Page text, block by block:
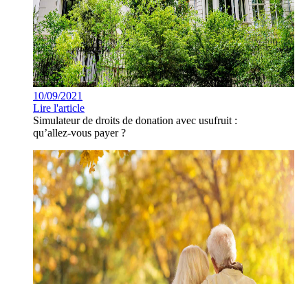
10/09/2021
Lire l'article
Simulateur de droits de donation avec usufruit :
qu’allez-vous payer ?